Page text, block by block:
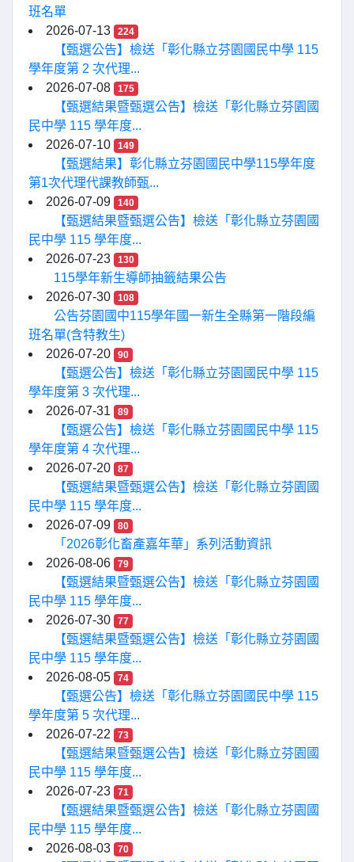
班名單
2026-07-13
224
【甄選公告】檢送「彰化縣立芬園國民中學 115
學年度第 2 次代理...
2026-07-08
175
【甄選結果暨甄選公告】檢送「彰化縣立芬園國
民中學 115 學年度...
2026-07-10
149
【甄選結果】彰化縣立芬園國民中學115學年度
第1次代理代課教師甄...
2026-07-09
140
【甄選結果暨甄選公告】檢送「彰化縣立芬園國
民中學 115 學年度...
2026-07-23
130
115學年新生導師抽籤結果公告
2026-07-30
108
公告芬園國中115學年國一新生全縣第一階段編
班名單(含特教生)
2026-07-20
90
【甄選公告】檢送「彰化縣立芬園國民中學 115
學年度第 3 次代理...
2026-07-31
89
【甄選公告】檢送「彰化縣立芬園國民中學 115
學年度第 4 次代理...
2026-07-20
87
【甄選結果暨甄選公告】檢送「彰化縣立芬園國
民中學 115 學年度...
2026-07-09
80
「2026彰化畜產嘉年華」系列活動資訊
2026-08-06
79
【甄選結果暨甄選公告】檢送「彰化縣立芬園國
民中學 115 學年度...
2026-07-30
77
【甄選結果暨甄選公告】檢送「彰化縣立芬園國
民中學 115 學年度...
2026-08-05
74
【甄選公告】檢送「彰化縣立芬園國民中學 115
學年度第 5 次代理...
2026-07-22
73
【甄選結果暨甄選公告】檢送「彰化縣立芬園國
民中學 115 學年度...
2026-07-23
71
【甄選結果暨甄選公告】檢送「彰化縣立芬園國
民中學 115 學年度...
2026-08-03
70